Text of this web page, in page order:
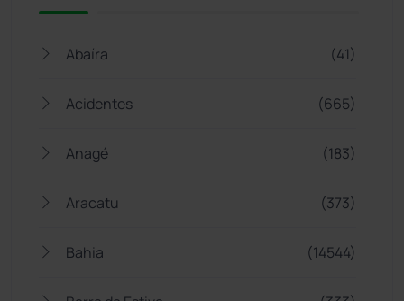
Abaíra (41)
Acidentes (665)
Anagé (183)
Aracatu (373)
Bahia (14544)